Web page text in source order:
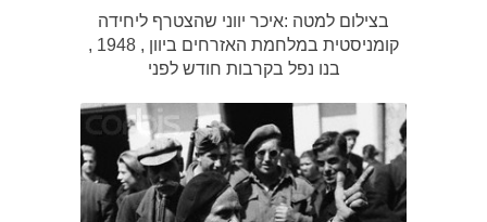
בצילום למטה :איכר יווני שהצטרף ליחידה
קומניסטית במלחמת האזרחים ביוון , 1948 ,
בנו נפל בקרבות חודש לפני